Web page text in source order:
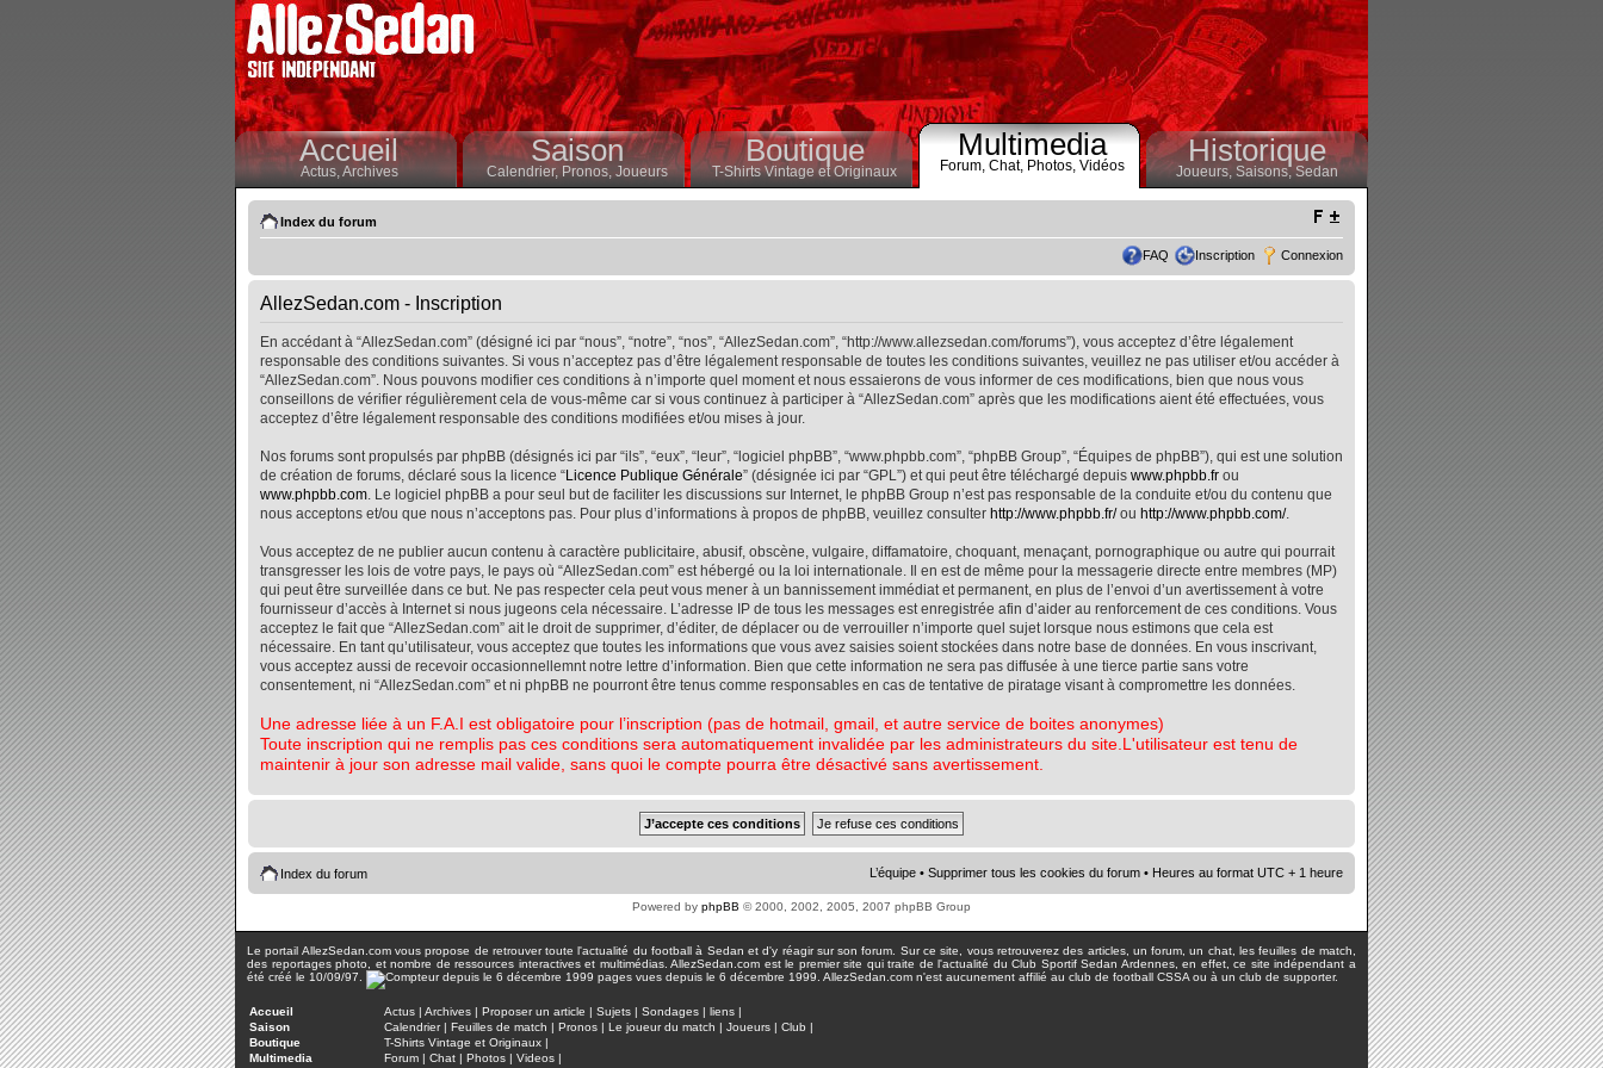
Accueil
Actus,Archives
Saison
Calendrier,Pronos, Joueurs
Boutique
T-Shirts Vintage et Originaux
Multimedia
Forum, Chat, Photos, Vidéos Historique
Joueurs, Saisons,Sedan
Index du forum
FAQ Inscription Connexion
AllezSedan.com - Inscription
En accédant à “AllezSedan.com” (désigné ici par “nous”, “notre”, “nos”, “AllezSedan.com”, “http://www.allezsedan.com/forums”), vous acceptez d’être légalement
responsable des conditions suivantes. Si vous n’acceptez pas d’être légalement responsable de toutes les conditions suivantes, veuillez ne pas utiliser et/ou accéder à
“AllezSedan.com”. Nous pouvons modifier ces conditions à n’importe quel moment et nous essaierons de vous informer de ces modifications, bien que nous vous
conseillons de vérifier régulièrement cela de vous-même car si vous continuez à participer à “AllezSedan.com” après que les modifications aient été effectuées, vous
acceptez d’être légalement responsable des conditions modifiées et/ou mises à jour.
Nos forums sont propulsés par phpBB (désignés ici par “ils”, “eux”, “leur”, “logiciel phpBB”, “www.phpbb.com”, “phpBB Group”, “Équipes de phpBB”), qui est une solution
de création de forums, déclaré sous la licence “Licence Publique Générale” (désignée ici par “GPL”) et qui peut être téléchargé depuis www.phpbb.fr ou
www.phpbb.com. Le logiciel phpBB a pour seul but de faciliter les discussions sur Internet, le phpBB Group n’est pas responsable de la conduite et/ou du contenu que
nous acceptons et/ou que nous n’acceptons pas. Pour plus d’informations à propos de phpBB, veuillez consulter http://www.phpbb.fr/ou http://www.phpbb.com/.
Vous acceptez de ne publier aucun contenu à caractère publicitaire, abusif, obscène, vulgaire, diffamatoire, choquant, menaçant, pornographique ou autre qui pourrait
transgresser les lois de votre pays, le pays où “AllezSedan.com” est hébergé ou la loi internationale. Il en est de même pour la messagerie directe entre membres (MP)
qui peut être surveillée dans ce but. Ne pas respecter cela peut vous mener à un bannissement immédiat et permanent, en plus de l’envoi d’un avertissement à votre
fournisseur d’accès à Internet si nous jugeons cela nécessaire. L’adresse IP de tous les messages est enregistrée afin d’aider au renforcement de ces conditions. Vous
acceptez le fait que “AllezSedan.com” ait le droit de supprimer, d’éditer, de déplacer ou de verrouiller n’importe quel sujet lorsque nous estimons que cela est
nécessaire. En tant qu’utilisateur, vous acceptez que toutes les informations que vous avez saisies soient stockées dans notre base de données. En vous inscrivant,
vous acceptez aussi de recevoir occasionnellemnt notre lettre d’information. Bien que cette information ne sera pas diffusée à une tierce partie sans votre
consentement, ni “AllezSedan.com” et ni phpBB ne pourront être tenus comme responsables en cas de tentative de piratage visant à compromettre les données.
Une adresse liée à un F.A.I est obligatoire pour l’inscription (pas de hotmail, gmail, et autre service de boites anonymes)
Toute inscription qui ne remplis pas ces conditions sera automatiquement invalidée par les administrateurs du site.L'utilisateur est tenu de
maintenir à jour son adresse mail valide, sans quoi le compte pourra être désactivé sans avertissement.
Index du forum L’équipe • Supprimer tous les cookies du forum • Heures au format UTC + 1 heure
Powered by phpBB © 2000, 2002, 2005, 2007 phpBB Group
Le portail AllezSedan.com vous propose de retrouver toute l'actualité du football à Sedan et d'y réagir sur son forum. Sur ce site, vous retrouverez des articles, un forum, un chat, les feuilles de match,
des reportages photo, et nombre de ressources interactives et multimédias. AllezSedan.com est le premier site qui traite de l'actualité du Club Sportif Sedan Ardennes, en effet, ce site indépendant a
été créé le 10/09/97.
pages vues depuis le 6 décembre 1999. AllezSedan.com n'est aucunement affilié au club de football CSSA ou à un club de supporter.
Accueil Actus | Archives | Proposer un article | Sujets | Sondages | liens |
Saison
Calendrier| Feuilles de match | Pronos | Le joueur du match | Joueurs | Club |
Boutique
T-Shirts Vintage et Originaux |
Multimedia
Forum | Chat | Photos | Videos |